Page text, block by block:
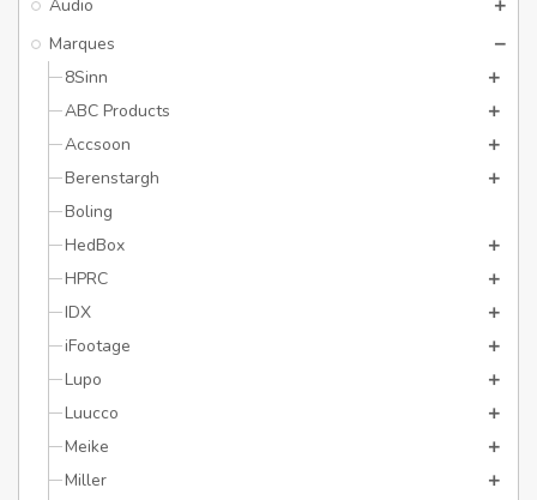
Audio
Marques
8Sinn
ABC Products
Accsoon
Berenstargh
Boling
HedBox
HPRC
IDX
iFootage
Lupo
Luucco
Meike
Miller